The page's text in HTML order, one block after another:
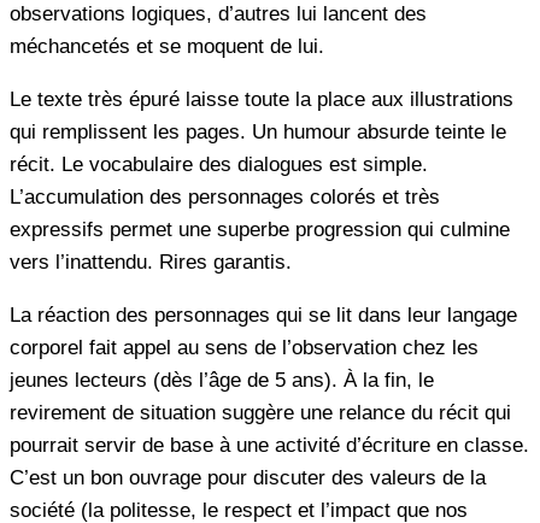
observations logiques, d’autres lui lancent des
méchancetés et se moquent de lui.
Le texte très épuré laisse toute la place aux illustrations
qui remplissent les pages. Un humour absurde teinte le
récit. Le vocabulaire des dialogues est simple.
L’accumulation des personnages colorés et très
expressifs permet une superbe progression qui culmine
vers l’inattendu. Rires garantis.
La réaction des personnages qui se lit dans leur langage
corporel fait appel au sens de l’observation chez les
jeunes lecteurs (dès l’âge de 5 ans). À la fin, le
revirement de situation suggère une relance du récit qui
pourrait servir de base à une activité d’écriture en classe.
C’est un bon ouvrage pour discuter des valeurs de la
société (la politesse, le respect et l’impact que nos